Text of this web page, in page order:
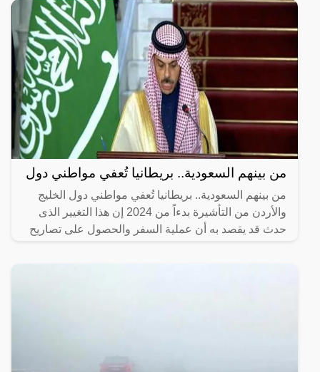
من بينهم السعودية.. بريطانيا تُعفي مواطني دول
من بينهم السعودية.. بريطانيا تُعفي مواطني دول الخليج
والأردن من التأشيرة بدءاً من 2024 إن هذا التغيير الذى
حدث قد يقصد به أن عملية السفر والحصول على تصاريح